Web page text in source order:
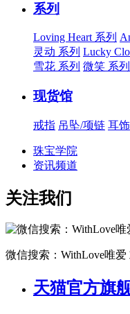
系列
Loving Heart 系列
灵动 系列 Lucky
雪花 系列 微笑 系列
现货馆
戒指 吊坠/项链 耳饰
珠宝学院
资讯频道
关注我们
微信搜索：WithLove唯爱
天猫官方旗